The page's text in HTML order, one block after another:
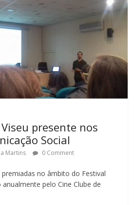
presente nos
Social
Martins 0 Comment
no âmbito do Festival
pelo Cine Clube de